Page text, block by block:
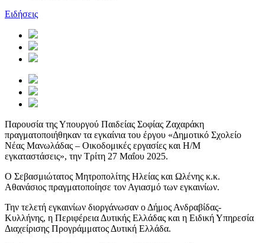
Ειδήσεις
Παρουσία της Υπουργού Παιδείας Σοφίας Ζαχαράκη
πραγματοποιήθηκαν τα εγκαίνια του έργου «Δημοτικό Σχολείο
Νέας Μανωλάδας – Οικοδομικές εργασίες και Η/Μ
εγκαταστάσεις», την Τρίτη 27 Μαΐου 2025.
Ο Σεβασμιώτατος Μητροπολίτης Ηλείας και Ωλένης κ.κ.
Αθανάσιος πραγματοποίησε τον Αγιασμό των εγκαινίων.
Την τελετή εγκαινίων διοργάνωσαν ο Δήμος Ανδραβίδας-
Κυλλήνης, η Περιφέρεια Δυτικής Ελλάδας και η Ειδική Υπηρεσία
Διαχείρισης Προγράμματος Δυτική Ελλάδα.